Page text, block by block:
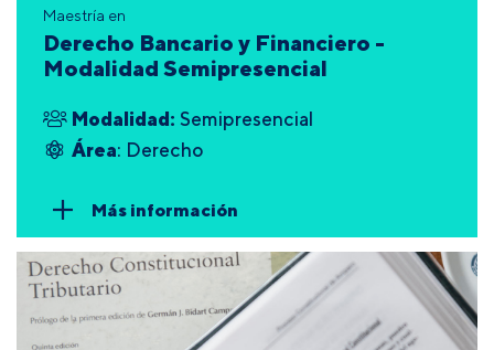
Maestría en
Derecho Bancario y Financiero -
Modalidad Semipresencial
Modalidad: Semipresencial
Área: Derecho
Más información